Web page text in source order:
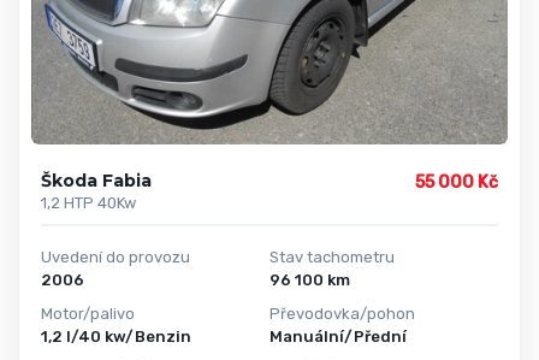
Škoda Fabia
1,2 HTP 40Kw
55 000 Kč
Uvedení do provozu
2006
Motor/palivo
1,2 l/40 kw/Benzin
Stav tachometru
96 100 km
Převodovka/pohon
Manuální/Přední